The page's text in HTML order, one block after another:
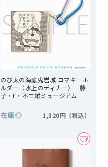
のび太の海底鬼岩城 コマキーホ
ルダー（水上のディナー） 藤
子・F・不二雄ミュージアム
在庫◎ 1,320円